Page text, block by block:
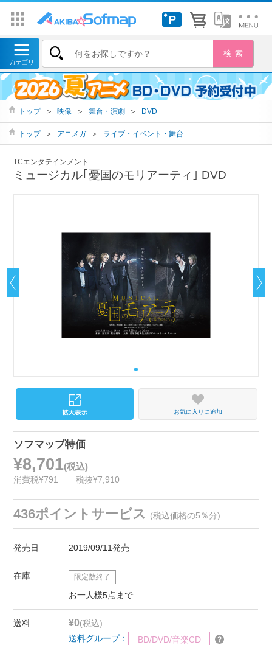
トップ ＞ 映像 ＞ 舞台・演劇 ＞ DVD
トップ ＞ アニメガ ＞ ライブ・イベント・舞台
TCエンタテインメント
ミュージカル｢憂国のモリアーティ｣ DVD
お気に入りに追加
ソフマップ特価
¥8,701(税込)
消費税¥791 税抜¥7,910
436ポイントサービス (税込価格の5％分)
発売日 2019/09/11発売
在庫 限定数終了
お一人様5点まで
送料 ¥0(税込)
送料グループ：
BD/DVD/音楽CD